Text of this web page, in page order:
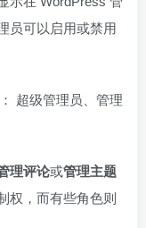
员可以启用或禁用
： 超级管理员、管理
理评论或管理主题
权，而有些角色则